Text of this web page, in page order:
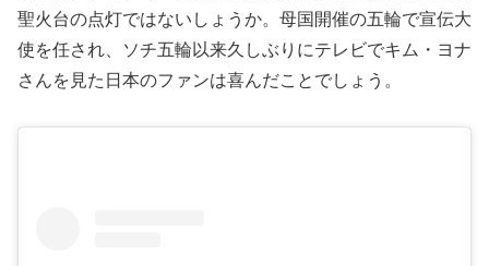
聖火台の点灯ではないしょうか。母国開催の五輪で宣伝大
使を任され、ソチ五輪以来久しぶりにテレビでキム・ヨナ
さんを見た日本のファンは喜んだことでしょう。